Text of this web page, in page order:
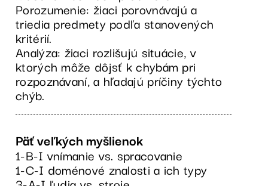
Porozumenie: žiaci porovnávajú a
triedia predmety podľa stanovených
kritérií.
Analýza: žiaci rozlišujú situácie, v
ktorých môže dôjsť k chybám pri
rozpoznávaní, a hľadajú príčiny týchto
chýb.
Päť veľkých myšlienok
1-B-I vnímanie vs. spracovanie
1-C-I doménové znalosti a ich typy